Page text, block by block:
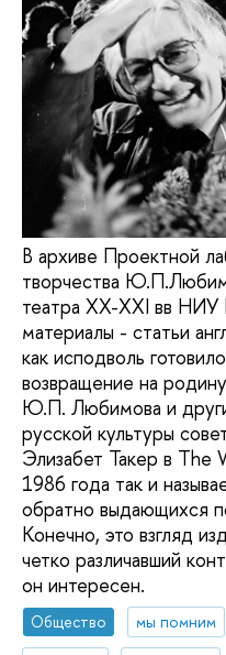
В архиве Проектной
творчества
театра XX-XXI вв
материалы - статьи
как исподволь
возвращение на
Ю.П. Любимова и
русской культуры
Элизабет Такер в
1986 года так и
обратно выдающихся
Конечно, это взгляд
четко различавший
он интересен.
Общество мы помним